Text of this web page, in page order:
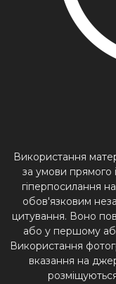
Використання
за умови прямого
гіперпосилання
обов'язковим
цитування. Воно
або у першому
Використання
вказання на